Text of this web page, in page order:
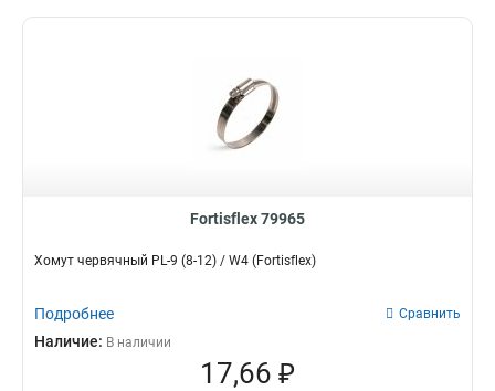
Fortisflex 79965
Хомут червячный PL-9 (8-12) / W4 (Fortisflex)
Подробнее Сравнить
Наличие: В наличии
17,66 ₽